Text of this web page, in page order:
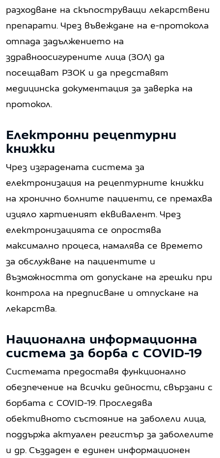
разходване на скъпоструващи лекарствени
препарати. Чрез въвеждане на е-протокола
отпада задължението на
здравноосигурените лица (ЗОЛ) да
посещават РЗОК и да представят
медицинска документация за заверка на
протокол.
Електронни рецептурни
книжки
Чрез изградената система за
електронизация на рецептурните книжки
на хронично болните пациенти, се премахва
изцяло хартиеният еквивалент. Чрез
електронизацията се опростява
максимално процеса, намалява се времето
за обслужване на пациентите и
възможността от допускане на грешки при
контрола на предписване и отпускане на
лекарства.
Национална информационна
система за борба с COVID-19
Системата предоставя функционално
обезпечение на всички дейности, свързани с
борбата с COVID-19. Проследява
обективното състояние на заболели лица,
поддържа актуален регистър за заболелите
и др. Създаден е единен информационен